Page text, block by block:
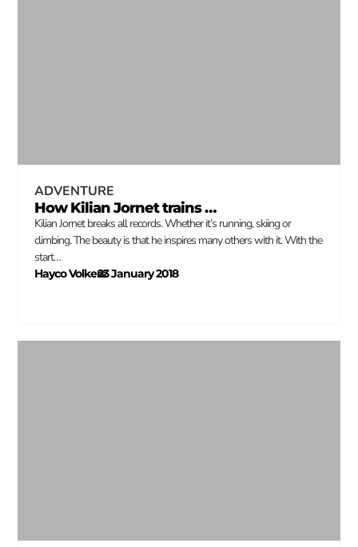
ADVENTURE
How Kilian Jornet trains …
Kilian Jornet breaks all records. Whether it’s running, skiing or
climbing. The beauty is that he inspires many others with it. With the
start…
Hayco Volkers
–
23 January 2018